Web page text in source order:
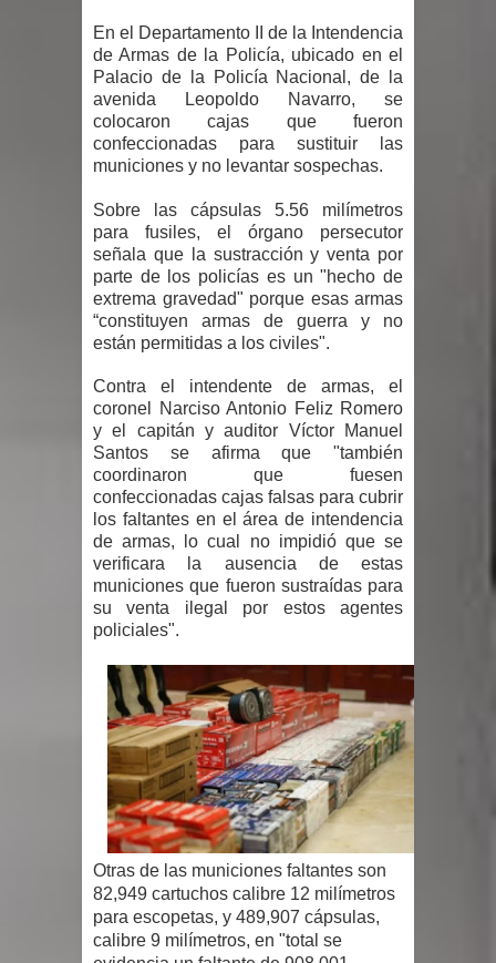
transparencia a través SISMAP
municipal
La Fiscalía de Bolivia ordena la
Morales
Calor extremo para este jueves en
gran parte del territorio nacional
Miles de marroquíes cruzan la
frontera en masa para entrar a
España
TC declara inconstitucional decreto
sobre horarios de venta de alcohol
vigente desde 2006 y exige ley del
Congreso
Presidente LMD Víctor D´Aza
supervisa obra relleno sanitario y se
reúne con alcalde San Cristóbal
Un lunes trágico deja seis jóvenes
muertos
Heridos y edificios colapsados tras
En el Departamento II de la Intendencia
de Armas de la Policía, ubicado en el
Palacio de la Policía Nacional, de la
avenida Leopoldo Navarro, se
colocaron cajas que fueron
confeccionadas para sustituir las
municiones y no levantar sospechas.
Sobre las cápsulas 5.56 milímetros
para fusiles, el órgano persecutor
señala que la sustracción y venta por
parte de los policías es un "hecho de
extrema gravedad" porque esas armas
“constituyen armas de guerra y no
están permitidas a los civiles".
Contra el intendente de armas, el
coronel Narciso Antonio Feliz Romero
y el capitán y auditor Víctor Manuel
Santos se afirma que "también
coordinaron que fuesen
confeccionadas cajas falsas para cubrir
los faltantes en el área de intendencia
de armas, lo cual no impidió que se
verificara la ausencia de estas
municiones que fueron sustraídas para
su venta ilegal por estos agentes
policiales".
Otras de las municiones faltantes son
82,949 cartuchos calibre 12 milímetros
para escopetas, y 489,907 cápsulas,
calibre 9 milímetros, en "total se